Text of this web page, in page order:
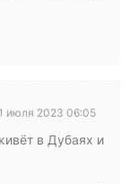
июля 2023 06:05
в Дубаях и